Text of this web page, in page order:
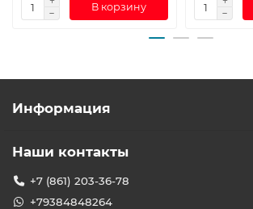
В корзину
Информация
Наши контакты
+7 (861) 203-36-78
+79384848264